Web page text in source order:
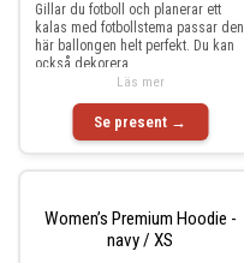
Gillar du fotboll och planerar ett
kalas med fotbollstema passar den
här ballongen helt perfekt. Du kan
också dekorera
Se present →
Läs mer
Women’s Premium Hoodie -
navy / XS